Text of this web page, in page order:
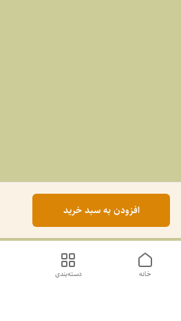
افزودن به سبد خرید
دسته‌بندی خانه